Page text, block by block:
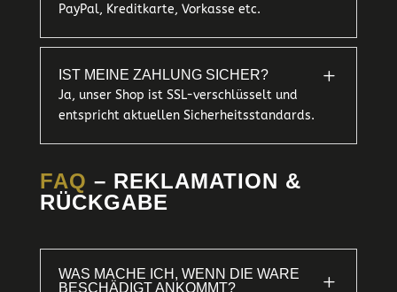
PayPal, Kreditkarte, Vorkasse etc.
IST MEINE ZAHLUNG SICHER? L
Ja, unser Shop ist SSL-verschlüsselt und
entspricht aktuellen Sicherheitsstandards.
FAQ – REKLAMATION &
RÜCKGABE
WAS MACHE ICH, WENN DIE WARE
BESCHÄDIGT ANKOMMT?
L